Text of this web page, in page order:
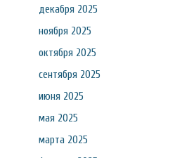
декабря 2025
ноября 2025
октября 2025
сентября 2025
июня 2025
мая 2025
марта 2025